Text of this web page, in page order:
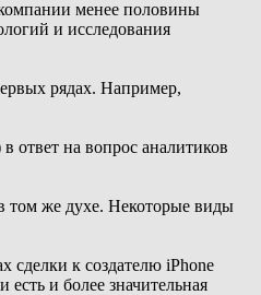
менее половины
и исследования
рядах. Например,
ответ на вопрос аналитиков
том же духе. Некоторые виды
сделки к создателю iPhone
и более значительная